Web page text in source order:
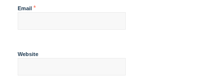
Email *
Website